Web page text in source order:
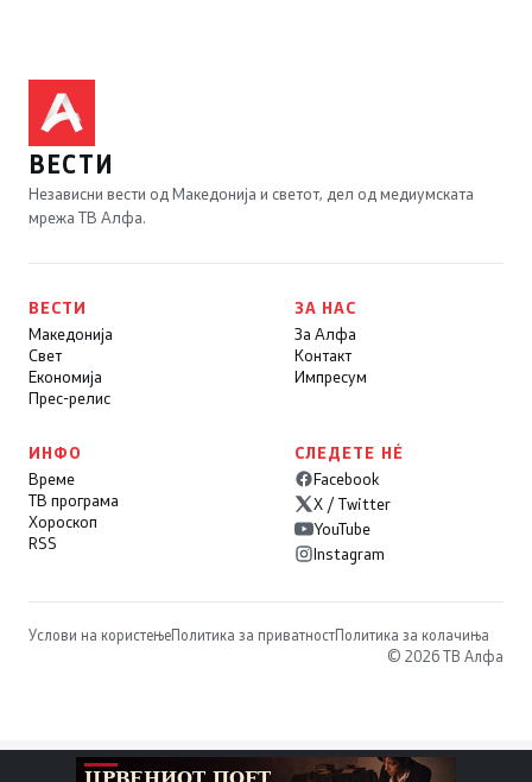
ВЕСТИ
Независни вести од Македонија и светот, дел од медиумската
мрежа ТВ Алфа.
ВЕСТИ
Македонија
Свет
Економија
Прес-релис
ЗА НАС
За Алфа
Контакт
Импресум
ИНФО
Време
ТВ програма
Хороскоп
RSS
СЛЕДЕТЕ НÉ
Facebook
X / Twitter
YouTube
Instagram
Услови на користењеПолитика за приватностПолитика за колачиња
© 2026 ТВ Алфа